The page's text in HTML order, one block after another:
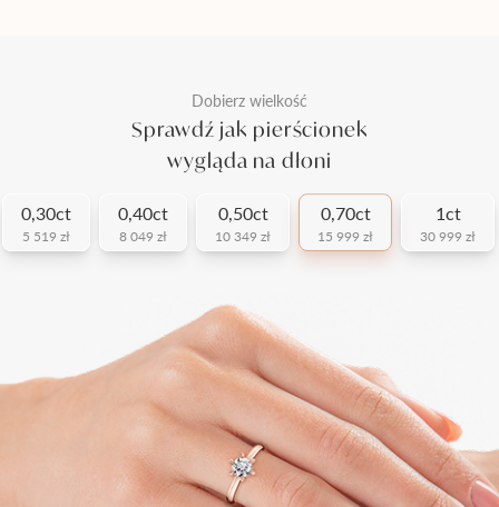
Dobierz wielkość
Sprawdź jak pierścionek
wygląda na dłoni
0,30ct
5 519 zł
0,40ct
8 049 zł
0,50ct
10 349 zł
0,70ct
15 999 zł
1ct
30 999 zł